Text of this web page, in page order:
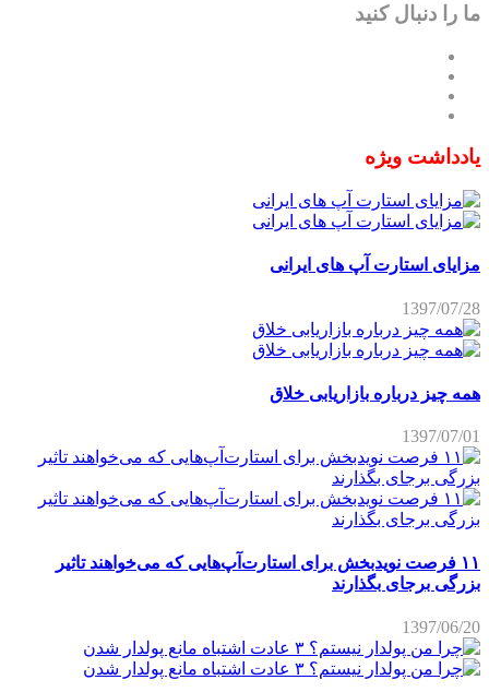
ما را دنبال کنید
یادداشت ویژه
مزایای استارت آپ های ایرانی
1397/07/28
همه چیز درباره بازاریابی خلاق
1397/07/01
۱۱ فرصت نویدبخش برای استارت‌آپ‌هایی که می‌خواهند تاثیر
بزرگی برجای بگذارند
1397/06/20